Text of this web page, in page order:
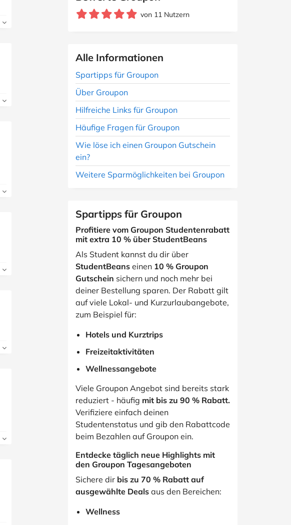
von 11 Nutzern
Alle Informationen
Spartipps für Groupon
Über Groupon
Hilfreiche Links für Groupon
Häufige Fragen für Groupon
Wie löse ich einen Groupon Gutschein
ein?
Weitere Sparmöglichkeiten bei Groupon
Spartipps für Groupon
Profitiere vom Groupon Studentenrabatt
mit extra 10 % über StudentBeans
Als Student kannst du dir über
StudentBeans einen 10 % Groupon
Gutschein sichern und noch mehr bei
deiner Bestellung sparen. Der Rabatt gilt
auf viele Lokal- und Kurzurlaubangebote,
zum Beispiel für:
Hotels und Kurztrips
Freizeitaktivitäten
Wellnessangebote
Viele Groupon Angebot sind bereits stark
reduziert - häufig mit bis zu 90 % Rabatt.
Verifiziere einfach deinen
Studentenstatus und gib den Rabattcode
beim Bezahlen auf Groupon ein.
Entdecke täglich neue Highlights mit
den Groupon Tagesangeboten
Sichere dir bis zu 70 % Rabatt auf
ausgewählte Deals aus den Bereichen:
Wellness